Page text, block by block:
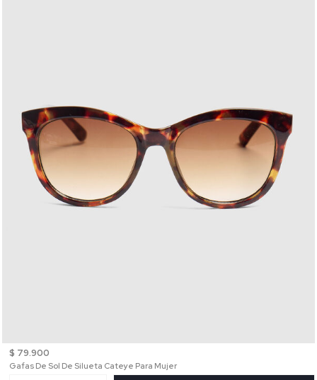
$ 79.900
Gafas De Sol De Silueta Cateye Para Mujer